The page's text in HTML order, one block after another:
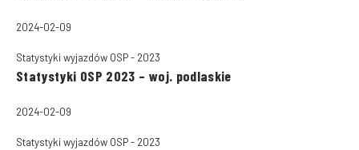
2024-02-09
Statystyki wyjazdów OSP - 2023
Statystyki OSP 2023 – woj. podlaskie
2024-02-09
Statystyki wyjazdów OSP - 2023